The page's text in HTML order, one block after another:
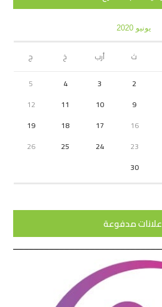
يونيو 2020
ث أرب خ
ج
2
3
4
5
9
10
11
12
16
17
18
19
23
24
25
26
30
مدفوعة